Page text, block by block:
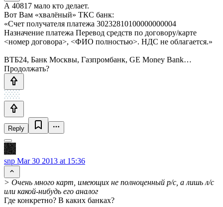
А 40817 мало кто делает.
Вот Вам «хвалёный» ТКС банк:
«Счет получателя платежа 30232810100000000004
Назначение платежа Перевод средств по договору/карте
<номер договора>, <ФИО полностью>. НДС не облагается.»
ВТБ24, Банк Москвы, Газпромбанк, GE Money Bank…
Продолжать?
Reply
snp Mar 30 2013 at 15:36
> Очень много карт, имеющих не полноценный р/с, а лишь л/с
или какой-нибудь его аналог
Где конкретно? В каких банках?